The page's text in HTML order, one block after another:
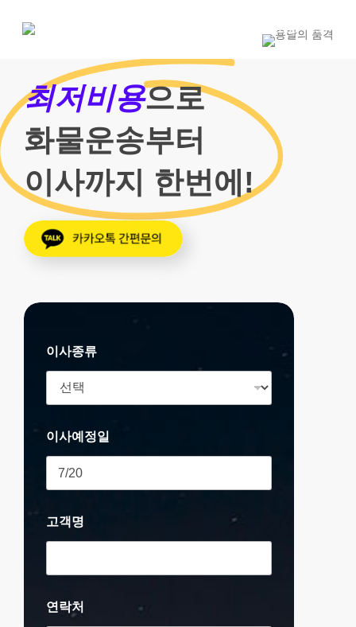
1800-7455
최저비용으로
화물운송부터
이사까지 한번에!
이사종류
이사예정일
고객명
연락처